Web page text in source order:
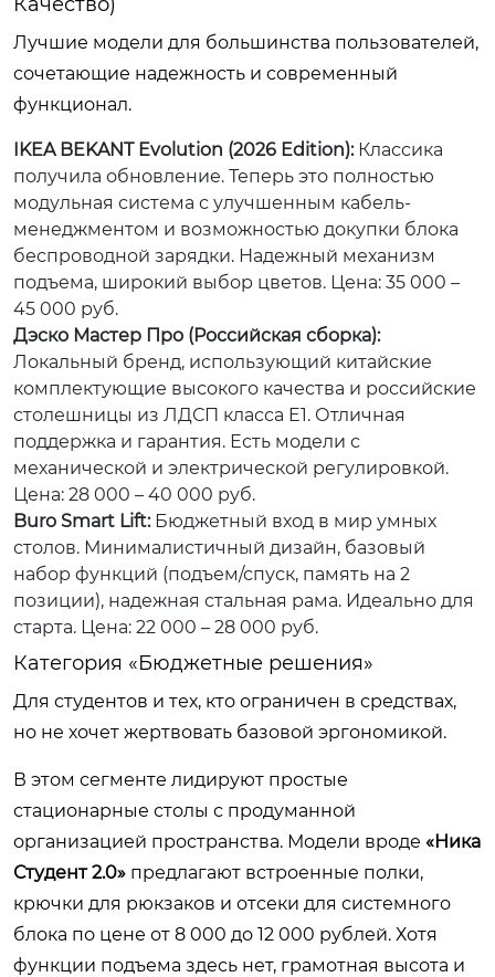
Лучшие модели для большинства пользователей,
сочетающие надежность и современный
функционал.
IKEA BEKANT Evolution (2026 Edition):Классика
получила обновление. Теперь это полностью
модульная система с улучшенным кабель-
менеджментом и возможностью докупки блока
беспроводной зарядки. Надежный механизм
подъема, широкий выбор цветов. Цена: 35 000 –
45 000 руб.
Дэско Мастер Про (Российская сборка):
Локальный бренд, использующий китайские
комплектующие высокого качества и российские
столешницы из ЛДСП класса E1. Отличная
поддержка и гарантия. Есть модели с
механической и электрической регулировкой.
Цена: 28 000 – 40 000 руб.
Buro Smart Lift:Бюджетный вход в мир умных
столов. Минималистичный дизайн, базовый
набор функций (подъем/спуск, память на 2
позиции), надежная стальная рама. Идеально для
старта. Цена: 22 000 – 28 000 руб.
Категория «Бюджетные решения»
Для студентов и тех, кто ограничен в средствах,
но не хочет жертвовать базовой эргономикой.
В этом сегменте лидируют простые
стационарные столы с продуманной
организацией пространства. Модели вроде «Ника
Студент 2.0» предлагают встроенные полки,
крючки для рюкзаков и отсеки для системного
блока по цене от 8 000 до 12 000 рублей. Хотя
функции подъема здесь нет, грамотная высота и